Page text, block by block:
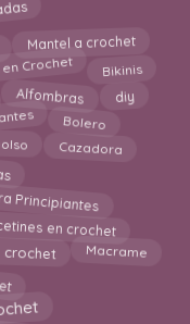
Mantel a crochet
Crochet Bikinis
Alfombras diy
Bolero
Cazadora
Principiantes
en crochet
crochet Macrame